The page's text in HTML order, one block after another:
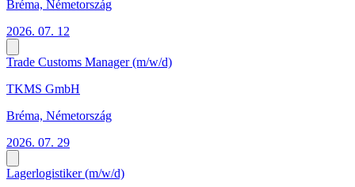
Bréma, Németország
2026. 07. 12
Trade Customs Manager (m/w/d)
TKMS GmbH
Bréma, Németország
2026. 07. 29
Lagerlogistiker (m/w/d)